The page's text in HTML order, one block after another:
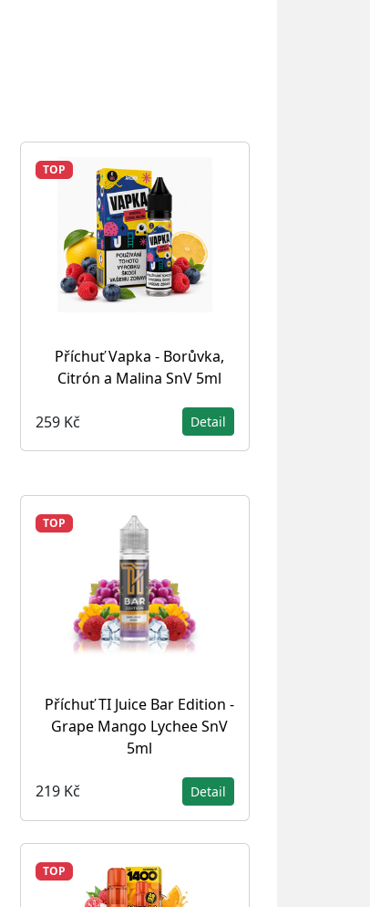
TOP
Příchuť Vapka - Borůvka,
Citrón a Malina SnV 5ml
259 Kč Detail
TOP
Příchuť TI Juice Bar Edition -
Grape Mango Lychee SnV
5ml
219 Kč Detail
TOP